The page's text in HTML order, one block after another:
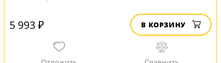
5 993 ₽ В КОРЗИНУ